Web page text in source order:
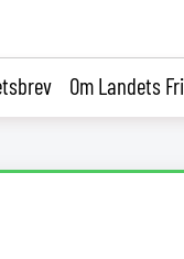
Om Landets